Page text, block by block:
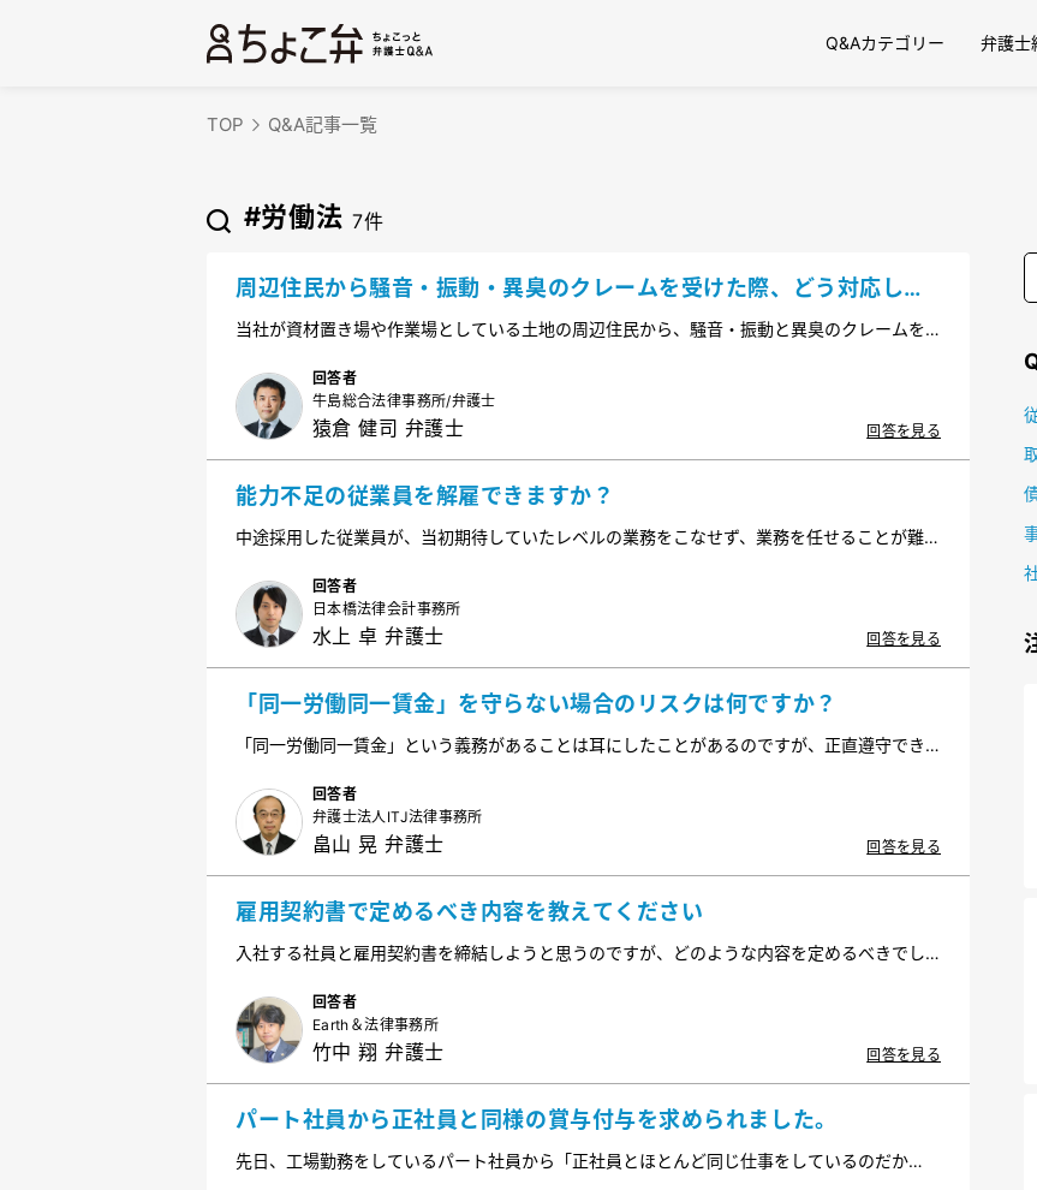
Q&Aカテゴリー 弁護士
TOP Q&A記事一覧
#労働法 7件
周辺住民から騒音・振動・異臭のクレームを受けた際、どう対応した
らいいでしょうか？
当社が資材置き場や作業場としている土地の周辺住民から、騒音・振動と異臭のクレームを
う？
回答者
牛島総合法律事務所/弁護士
猿倉 健司 弁護士 回答を見る
能力不足の従業員を解雇できますか？
中途採用した従業員が、当初期待していたレベルの業務をこなせず、業務を任せることが難し
か。また解雇する場合、どのような点に気を付けるべきでしょうか。
回答者
日本橋法律会計事務所
水上 卓 弁護士 回答を見る
「同一労働同一賃金」を守らない場合のリスクは何ですか？
「同一労働同一賃金」という義務があることは耳にしたことがあるのですが、正直遵守でき
ょうか。また、遵守にあたり、何をすべきでしょうか。
回答者
弁護士法人ITJ法律事務所
畠山 晃 弁護士 回答を見る
雇用契約書で定めるべき内容を教えてください
入社する社員と雇用契約書を締結しようと思うのですが、どのような内容を定めるべきでし
回答者
Earth＆法律事務所
竹中 翔 弁護士 回答を見る
パート社員から正社員と同様の賞与付与を求められました。
先日、工場勤務をしているパート社員から「正社員とほとんど同じ仕事をしているのだか